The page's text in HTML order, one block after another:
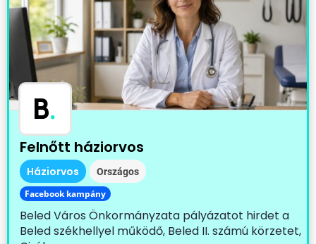
B.
Felnőtt háziorvos
Háziorvos Országos
Facebook kampány
Beled Város Önkormányzata pályázatot hirdet a
Beled székhellyel működő, Beled II. számú körzetet,